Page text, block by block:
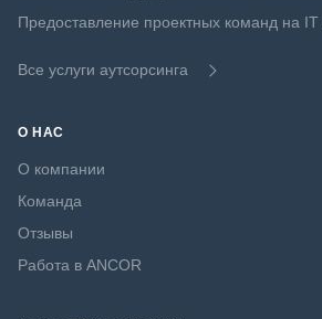
Предоставление проектных команд на IT
Все услуги аутсорсинга
О НАС
О компании
Команда
Отзывы
Работа в ANCOR